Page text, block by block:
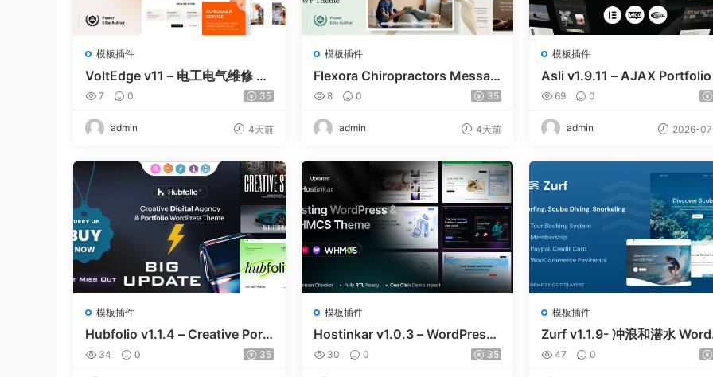
模板插件
VoltEdge v11 – 电工电气维修 W
ordPress 主题
7 0 35
admin 4天前
模板插件
Flexora Chiropractors Messag
e and Physical Therapists Wor
8 0 35
admin 4天前
模板插件
Asli v1.9.11 – AJAX Portfolio
ementor WordPress Theme
69 0
admin 2026-
模板插件
Hubfolio v1.1.4 – Creative Portf
olio & Digital Agency WordPre
34 0 35
模板插件
Hostinkar v1.0.3 – WordPress
& WHMCS 主题
30 0 35
模板插件
Zurf v1.1.9- 冲浪和潜水
ess主题
47 0